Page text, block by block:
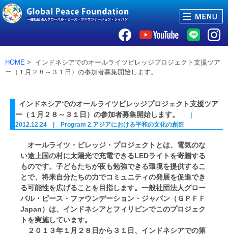
HOME > インドネシアでのオールライツビレッジプロジェクト支援ツア
ー（１月２８～３１日）の参加者募集開始します。
インドネシアでのオールライツビレッジプロジェクト支援ツア
ー（１月２８～３１日）の参加者募集開始します。
2012.12.24 | Program 2.アジアにおける平和の文化の創造
オールライツ・ビレッジ・プロジェクトとは、電気のな
い途上国の村に太陽光で充電できるLEDライトを寄贈する
ものです。子どもたちが夜も勉強できる環境を提供するこ
とで、将来自分たちの力でコミュニティの発展を促進でき
る可能性を広げることを目指します。一般社団法人グロー
バル・ピース・ファウンデーション・ジャパン（ＧＰＦＦ
Japan）は、インドネシアとフィリピンでこのプロジェク
トを実施しています。
２０１３年１月２８日から３１日、インドネシアでの第